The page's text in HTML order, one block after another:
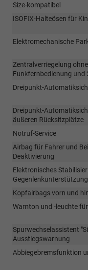
Size-kompatibel
ISOFIX-Halteösen für
Elektromechanische
Zentralverriegelung
Funkfernbedienung und
Dreipunkt-
Dreipunkt-
äußeren Rücksitzplätze
Notruf-Service
Airbag für Fahrer und
Deaktivierung
Elektronisches
Kopfairbags vorn und
Warnton und -leuchte
Spurwechselassistent
Ausstiegswarnung
Abbiegebremsfunktion